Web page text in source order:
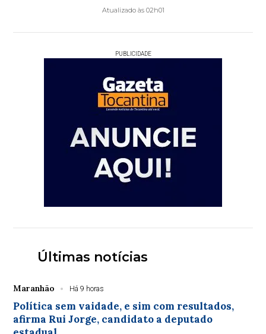
Atualizado às 02h01
PUBLICIDADE
Últimas notícias
Maranhão Há 9 horas
Política sem vaidade, e sim com resultados,
afirma Rui Jorge, candidato a deputado